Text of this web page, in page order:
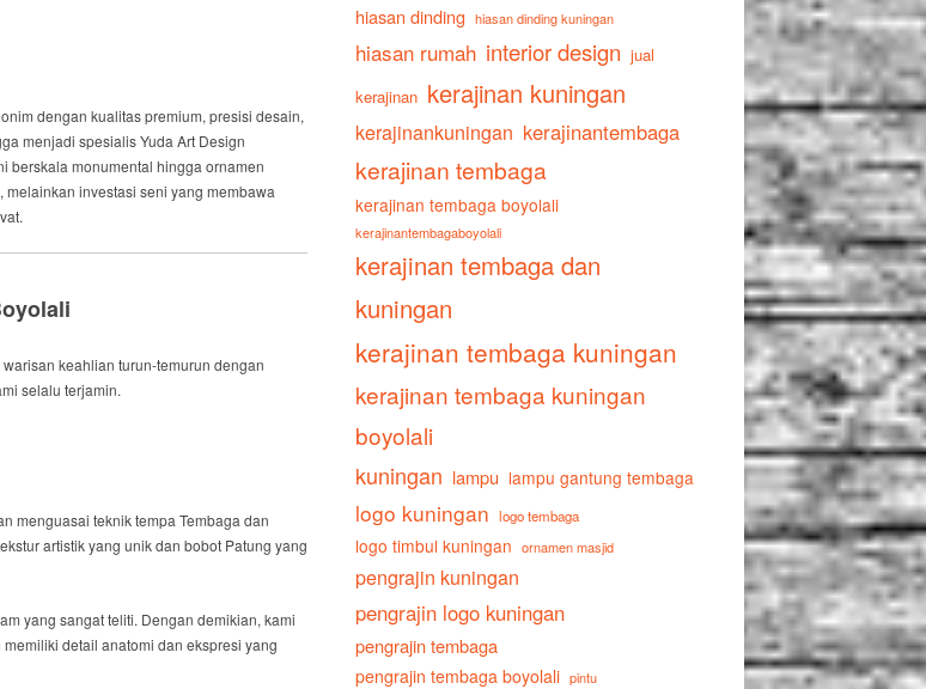
dengan kualitas premium, presisi desain,
menjadi spesialisYuda Art Design
berskala monumental hingga ornamen
investasi seni yang membawa
keahlian turun-temurun dengan
selalu terjamin.
menguasai teknik tempa Tembaga dan
artistik yang unik dan bobot Patung yang
yang sangat teliti. Dengan demikian, kami
detail anatomi dan ekspresi yang
hiasan dinding hiasan dinding kuningan
hiasan rumah interior design jual
kerajinan kerajinan kuningan
kerajinankuningan kerajinantembaga
kerajinan tembaga
kerajinan tembaga boyolali
kerajinantembagaboyolali
kerajinan tembaga dan
kuningan
kerajinan tembaga kuningan
kerajinan tembaga kuningan
boyolali
kuningan lampu lampu gantung tembaga
logo kuningan logo tembaga
logo timbul kuningan ornamen masjid
pengrajin kuningan
pengrajin logo kuningan
pengrajin tembaga
pengrajin tembaga boyolali pintu